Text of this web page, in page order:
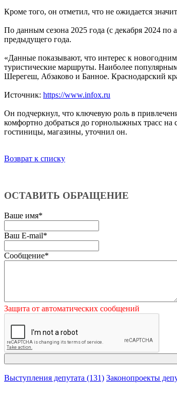
Кроме того, он отметил, что не ожидается
По данным сезона 2025 года (с декабря 2024
предыдущего года.
«Данные показывают, что интерес к
туристические маршруты. Наиболее
Шерегеш, Абзаково и Банное. Краснодарский
Источник: https://www.infox.ru
Он подчеркнул, что ключевую роль в
комфортно добраться до горнолыжных трасс на
гостиницы, магазины, уточнил он.
Возврат к списку
ОСТАВИТЬ ОБРАЩЕНИЕ
Ваше имя*
Ваш E-mail*
Сообщение*
Защита от автоматических сообщений
Выступления депутата (131) Законопроекты